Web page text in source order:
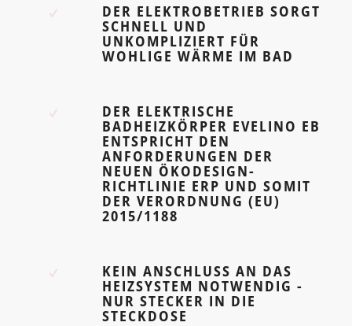
DER ELEKTROBETRIEB SORGT
SCHNELL UND
UNKOMPLIZIERT FÜR
WOHLIGE WÄRME IM BAD
DER ELEKTRISCHE
BADHEIZKÖRPER EVELINO EB
ENTSPRICHT DEN
ANFORDERUNGEN DER
NEUEN ÖKODESIGN-
RICHTLINIE ERP UND SOMIT
DER VERORDNUNG (EU)
2015/1188
KEIN ANSCHLUSS AN DAS
HEIZSYSTEM NOTWENDIG -
NUR STECKER IN DIE
STECKDOSE